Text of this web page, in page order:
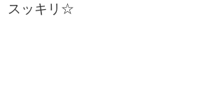
スッキリ☆